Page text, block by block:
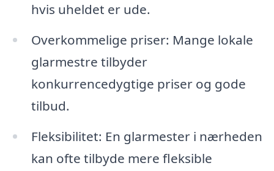
hvis uheldet er ude.
Overkommelige priser: Mange lokale
glarmestre tilbyder
konkurrencedygtige priser og gode
tilbud.
Fleksibilitet: En glarmester i nærheden
kan ofte tilbyde mere fleksible